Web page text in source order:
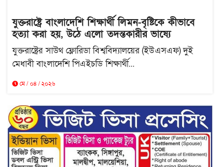
যুক্তরাষ্ট্রে বাংলাদেশি শিক্ষার্থী লিমন-বৃষ্টিকে কীভাবে
হত্যা করা হয়, উঠে এলো তদন্তকারীর ভাষ্যে
যুক্তরাষ্ট্রের সাউথ ফ্লোরিডা বিশ্ববিদ্যালয়ের (ইউএসএফ) দুই
মেধাবী বাংলাদেশি পিএইচডি শিক্ষার্থী...
মে / ০৪ / ২০২৬